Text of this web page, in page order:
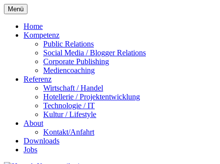
Menü Zum
Inhalt
springen
Home
Kompetenz
Public Relations
Social Media / Blogger Relations
Corporate Publishing
Mediencoaching
Referenz
Wirtschaft / Handel
Hotellerie / Projektentwicklung
Technologie / IT
Kultur / Lifestyle
About
Kontakt/Anfahrt
Downloads
Jobs